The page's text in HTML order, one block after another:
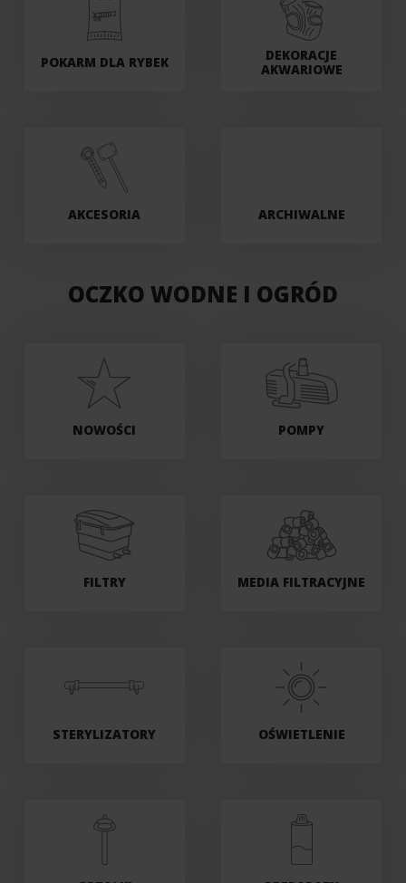
POKARM DLA RYBEK
DEKORACJE
AKWARIOWE
AKCESORIA ARCHIWALNE
OCZKO WODNE I OGRÓD
NOWOŚCI POMPY
FILTRY MEDIA FILTRACYJNE
STERYLIZATORY OŚWIETLENIE